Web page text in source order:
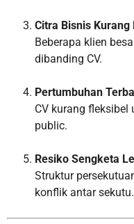
Citra Bisnis Kurang
Beberapa klien
dibanding CV.
Pertumbuhan
CV kurang fleksibel
public.
Resiko Sengketa
Struktur
konflik antar sekutu.